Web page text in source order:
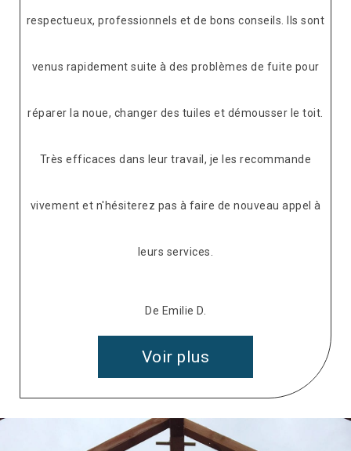
respectueux, professionnels et de bons conseils. Ils sont
venus rapidement suite à des problèmes de fuite pour
réparer la noue, changer des tuiles et démousser le toit.
Très efficaces dans leur travail, je les recommande
vivement et n'hésiterez pas à faire de nouveau appel à
leurs services.
De Emilie D.
Voir plus